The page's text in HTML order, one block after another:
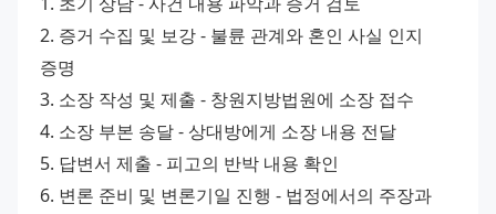
2. 증거 수집 및 보강 - 불륜 관계와 혼인 사실 인지
증명
3. 소장 작성 및 제출 - 창원지방법원에 소장 접수
4. 소장 부본 송달 - 상대방에게 소장 내용 전달
5. 답변서 제출 - 피고의 반박 내용 확인
6. 변론 준비 및 변론기일 진행 - 법정에서의 주장과